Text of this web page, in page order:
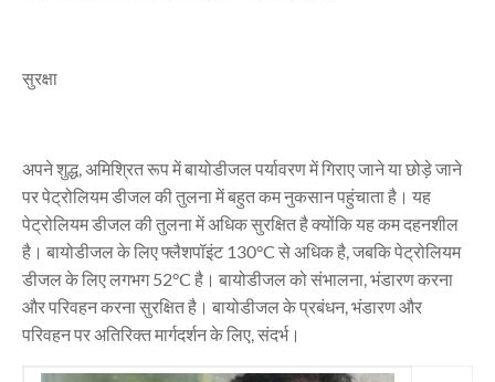
सुरक्षा
अपने शुद्ध, अमिश्रित रूप में बायोडीजल पर्यावरण में गिराए जाने या छोड़े जाने
पर पेट्रोलियम डीजल की तुलना में बहुत कम नुकसान पहुंचाता है। यह
पेट्रोलियम डीजल की तुलना में अधिक सुरक्षित है क्योंकि यह कम दहनशील
है। बायोडीजल के लिए फ्लैशपॉइंट 130°C से अधिक है, जबकि पेट्रोलियम
डीजल के लिए लगभग 52°C है। बायोडीजल को संभालना, भंडारण करना
और परिवहन करना सुरक्षित है। बायोडीजल के प्रबंधन, भंडारण और
परिवहन पर अतिरिक्त मार्गदर्शन के लिए, संदर्भ।